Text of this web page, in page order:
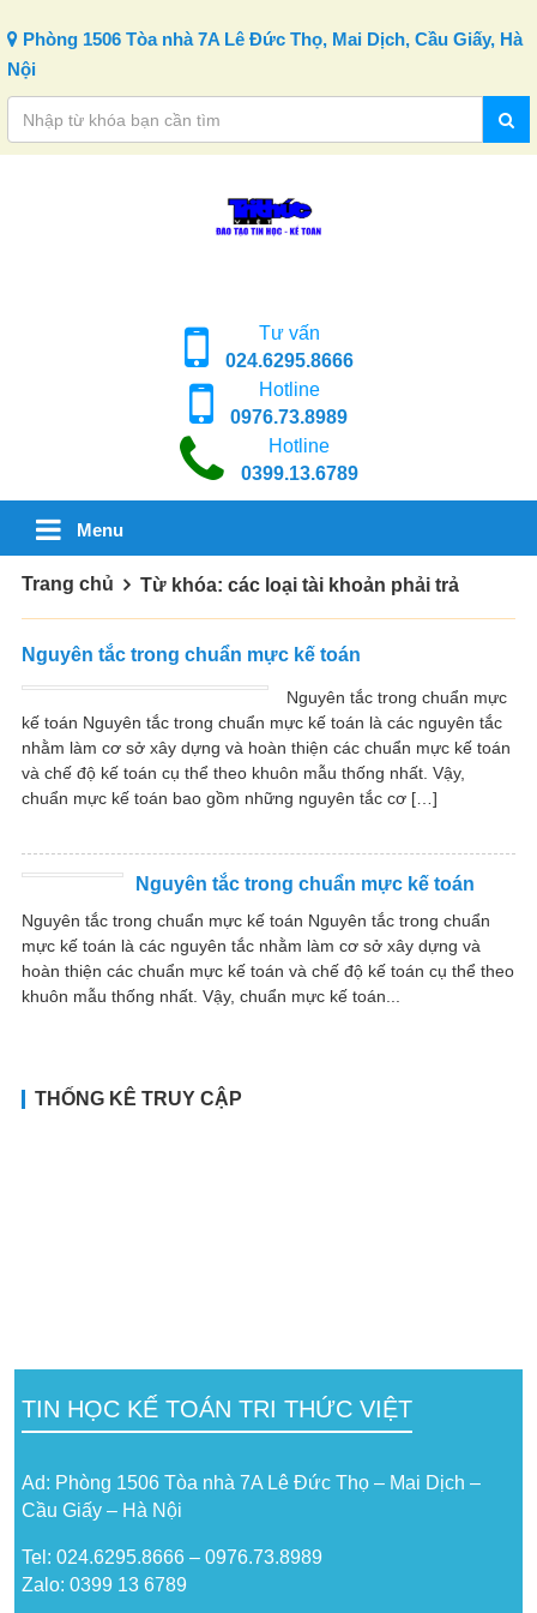
Phòng 1506 Tòa nhà 7A Lê Đức Thọ, Mai Dịch, Cầu Giấy, Hà
Nội
Tư vấn
024.6295.8666
Hotline
0976.73.8989
Hotline
0399.13.6789
Menu
Trang chủ Từ khóa: các loại tài khoản phải trả
Nguyên tắc trong chuẩn mực kế toán
Nguyên tắc trong chuẩn mực
kế toán Nguyên tắc trong chuẩn mực kế toán là các nguyên tắc
nhằm làm cơ sở xây dựng và hoàn thiện các chuẩn mực kế toán
và chế độ kế toán cụ thể theo khuôn mẫu thống nhất. Vậy,
chuẩn mực kế toán bao gồm những nguyên tắc cơ […]
Nguyên tắc trong chuẩn mực kế toán
Nguyên tắc trong chuẩn mực kế toán Nguyên tắc trong chuẩn
mực kế toán là các nguyên tắc nhằm làm cơ sở xây dựng và
hoàn thiện các chuẩn mực kế toán và chế độ kế toán cụ thể theo
khuôn mẫu thống nhất. Vậy, chuẩn mực kế toán...
THỐNG KÊ TRUY CẬP
TIN HỌC KẾ TOÁN TRI THỨC VIỆT
Ad: Phòng 1506 Tòa nhà 7A Lê Đức Thọ – Mai Dịch –
Cầu Giấy – Hà Nội
Tel: 024.6295.8666 – 0976.73.8989
Zalo: 0399 13 6789